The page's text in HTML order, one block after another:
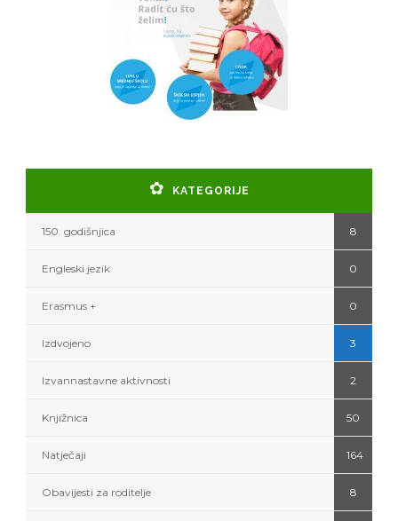
KATEGORIJE
150. godišnjica 8
Engleski jezik 0
Erasmus + 0
Izdvojeno 3
Izvannastavne aktivnosti 2
Knjižnica 50
Natječaji 164
Obavijesti za roditelje 8